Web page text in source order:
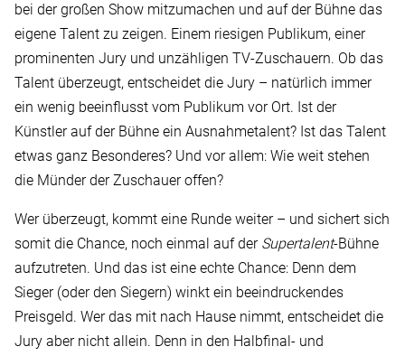
bei der großen Show mitzumachen und auf der Bühne das
eigene Talent zu zeigen. Einem riesigen Publikum, einer
prominenten Jury und unzähligen TV-Zuschauern. Ob das
Talent überzeugt, entscheidet die Jury – natürlich immer
ein wenig beeinflusst vom Publikum vor Ort. Ist der
Künstler auf der Bühne ein Ausnahmetalent? Ist das Talent
etwas ganz Besonderes? Und vor allem: Wie weit stehen
die Münder der Zuschauer offen?
Wer überzeugt, kommt eine Runde weiter – und sichert sich
somit die Chance, noch einmal auf der Supertalent-Bühne
aufzutreten. Und das ist eine echte Chance: Denn dem
Sieger (oder den Siegern) winkt ein beeindruckendes
Preisgeld. Wer das mit nach Hause nimmt, entscheidet die
Jury aber nicht allein. Denn in den Halbfinal- und